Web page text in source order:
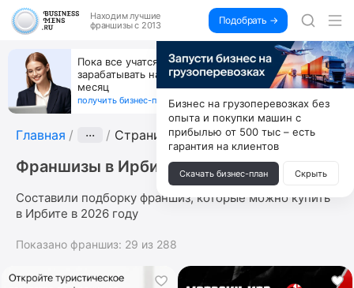
Находим лучшие
франшизы с 2013
Подобрать →
Пока все учатся пользоваться ИИ, вы можете
зарабатывать на их обучении по 500 тыс. каждый
месяц
получить бизнес-план ↓
Главная ··· Страница 6
Франшизы в Ирбите
Составили подборку франшиз, которые можно купить
в Ирбите в 2026 году
Показано франшиз: 29 из 288
Бизнес на грузоперевозках без
опыта и покупки машин с
прибылью от 500 тыс – есть
гарантия на клиентов
Скачать бизнес-план Скрыть